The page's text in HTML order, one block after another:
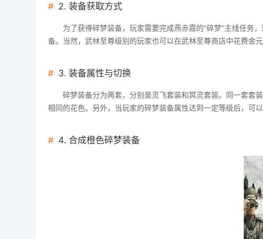
2. 装备获取方式
为了获得碎梦装备，玩家需要完成燕赤霞的“碎梦”主线任务
备。当然，武林至尊级别的玩家也可以在武林至尊商店中花费金元
3. 装备属性与切换
碎梦装备分为两套，分别是灵飞套装和冥灵套装。同一套套
相同的花色。另外，当玩家的碎梦装备属性达到一定等级后，可
4. 合成橙色碎梦装备